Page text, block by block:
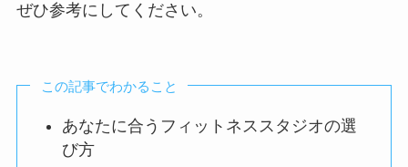
ぜひ参考にしてください。
この記事でわかること
あなたに合うフィットネススタジオの選
び方